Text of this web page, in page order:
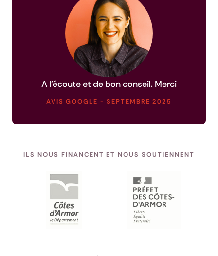
A l'écoute et de bon conseil. Merci
AVIS GOOGLE - SEPTEMBRE 2025
ILS NOUS FINANCENT ET NOUS SOUTIENNENT